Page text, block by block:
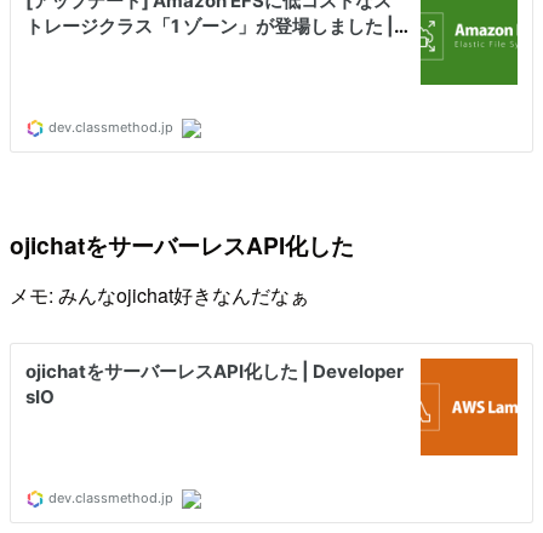
ojichatをサーバーレスAPI化した
メモ: みんなojichat好きなんだなぁ